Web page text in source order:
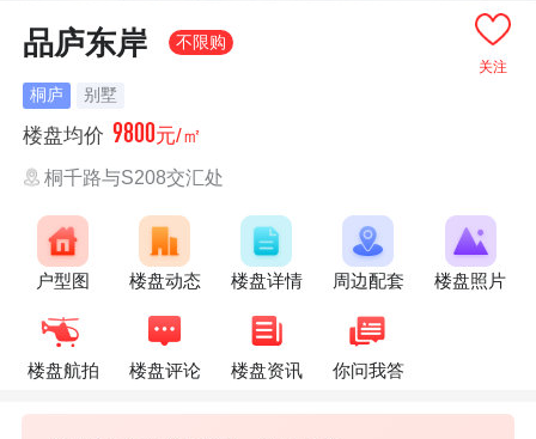
关注
品庐东岸 不限购
桐庐 别墅
楼盘均价 9800元/㎡
桐千路与S208交汇处
户型图 楼盘动态 楼盘详情 周边配套 楼盘照片
楼盘航拍 楼盘评论 楼盘资讯 你问我答